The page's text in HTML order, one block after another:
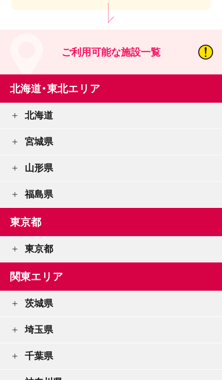
ご利用可能な施設一覧
北海道・東北エリア
北海道
宮城県
山形県
福島県
東京都
東京都
関東エリア
茨城県
埼玉県
千葉県